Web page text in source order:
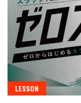
LESSON